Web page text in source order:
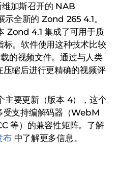
加斯召开的 NAB
示全新的 Zond 265 4.1。
Zond 4.1 集成了可用于质
。软件使用这种技术比较
的视频文件。通过与人类
缩后进行更精确的视频评
要更新（版本 4），这个
受支持编解码器（WebM
等）的兼容性矩阵。了解
布 中了解更多信息。